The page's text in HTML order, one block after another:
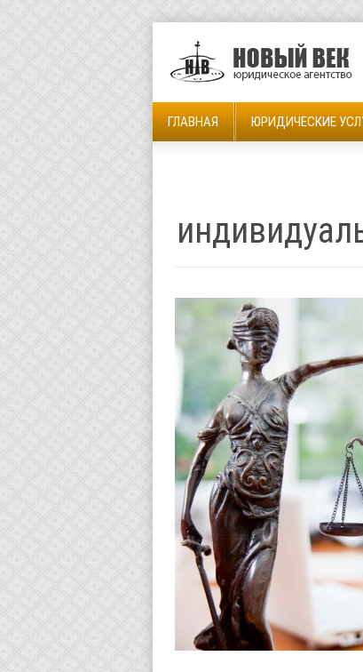
ГЛАВНАЯ ЮРИДИЧЕСКИЕ